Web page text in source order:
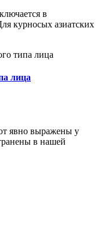
в
курносых азиатских
лица
явно выражены у
в нашей